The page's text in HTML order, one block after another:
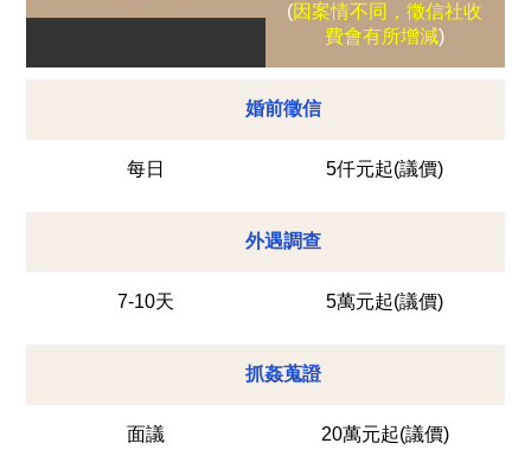
(因案情不同，徵信社收
費會有所增減)
婚前徵信
每日 5仟元起(議價)
外遇調查
7-10天 5萬元起(議價)
抓姦蒐證
面議 20萬元起(議價)